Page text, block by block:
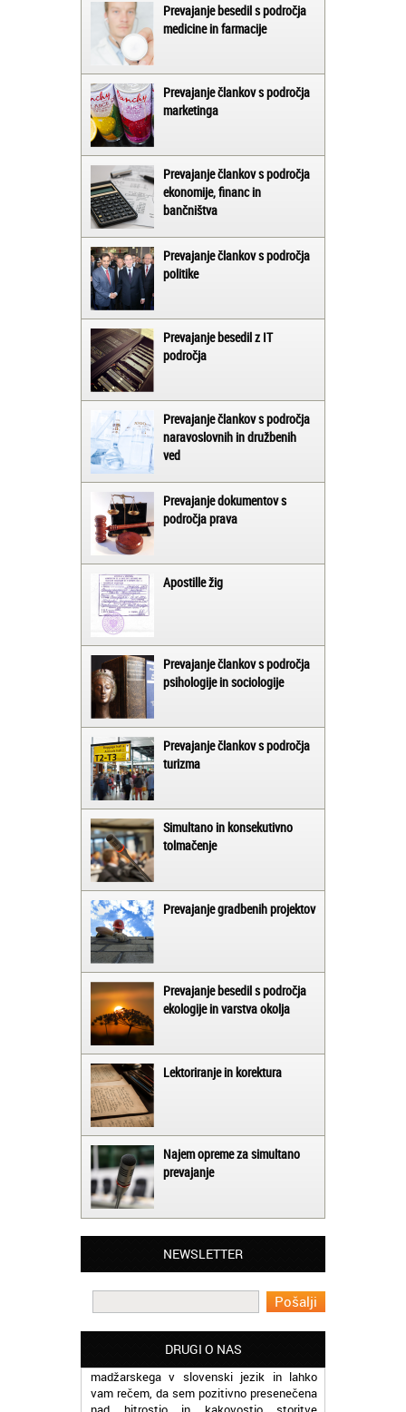
Prevajanje besedil s področja
medicine in farmacije
Prevajanje člankov s področja
marketinga
Prevajanje člankov s področja
ekonomije, financ in
bančništva
Prevajanje člankov s področja
politike
Prevajanje besedil z IT
področja
Prevajanje člankov s področja
naravoslovnih in družbenih
ved
Prevajanje dokumentov s
področja prava
Apostille žig
Prevajanje člankov s področja
psihologije in sociologije
Prevajanje člankov s področja
turizma
Simultano in konsekutivno
tolmačenje
Prevajanje gradbenih projektov
Prevajanje besedil s področja
ekologije in varstva okolja
Lektoriranje in korektura
Najem opreme za simultano
prevajanje
NEWSLETTER
DRUGI O NAS
Matjaž iz Ajdovščine:
Lahko pohvalim vse zaposlene v Akademiji
Oxford, ker so resnično profesionalni in
prevajalske storitve opravljajo hitro in
madžarskega v slovenski jezik in lahko
vam rečem, da sem pozitivno presenečena
nad hitrostjo in kakovostjo storitve
prevajalcev Akademije Oxford.